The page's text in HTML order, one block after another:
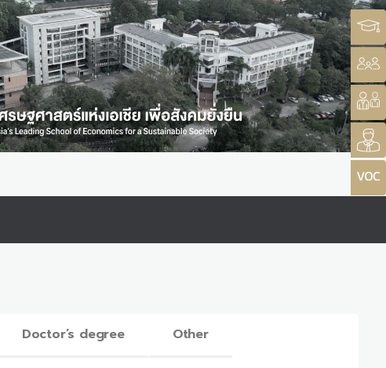
Doctor’s degree Other